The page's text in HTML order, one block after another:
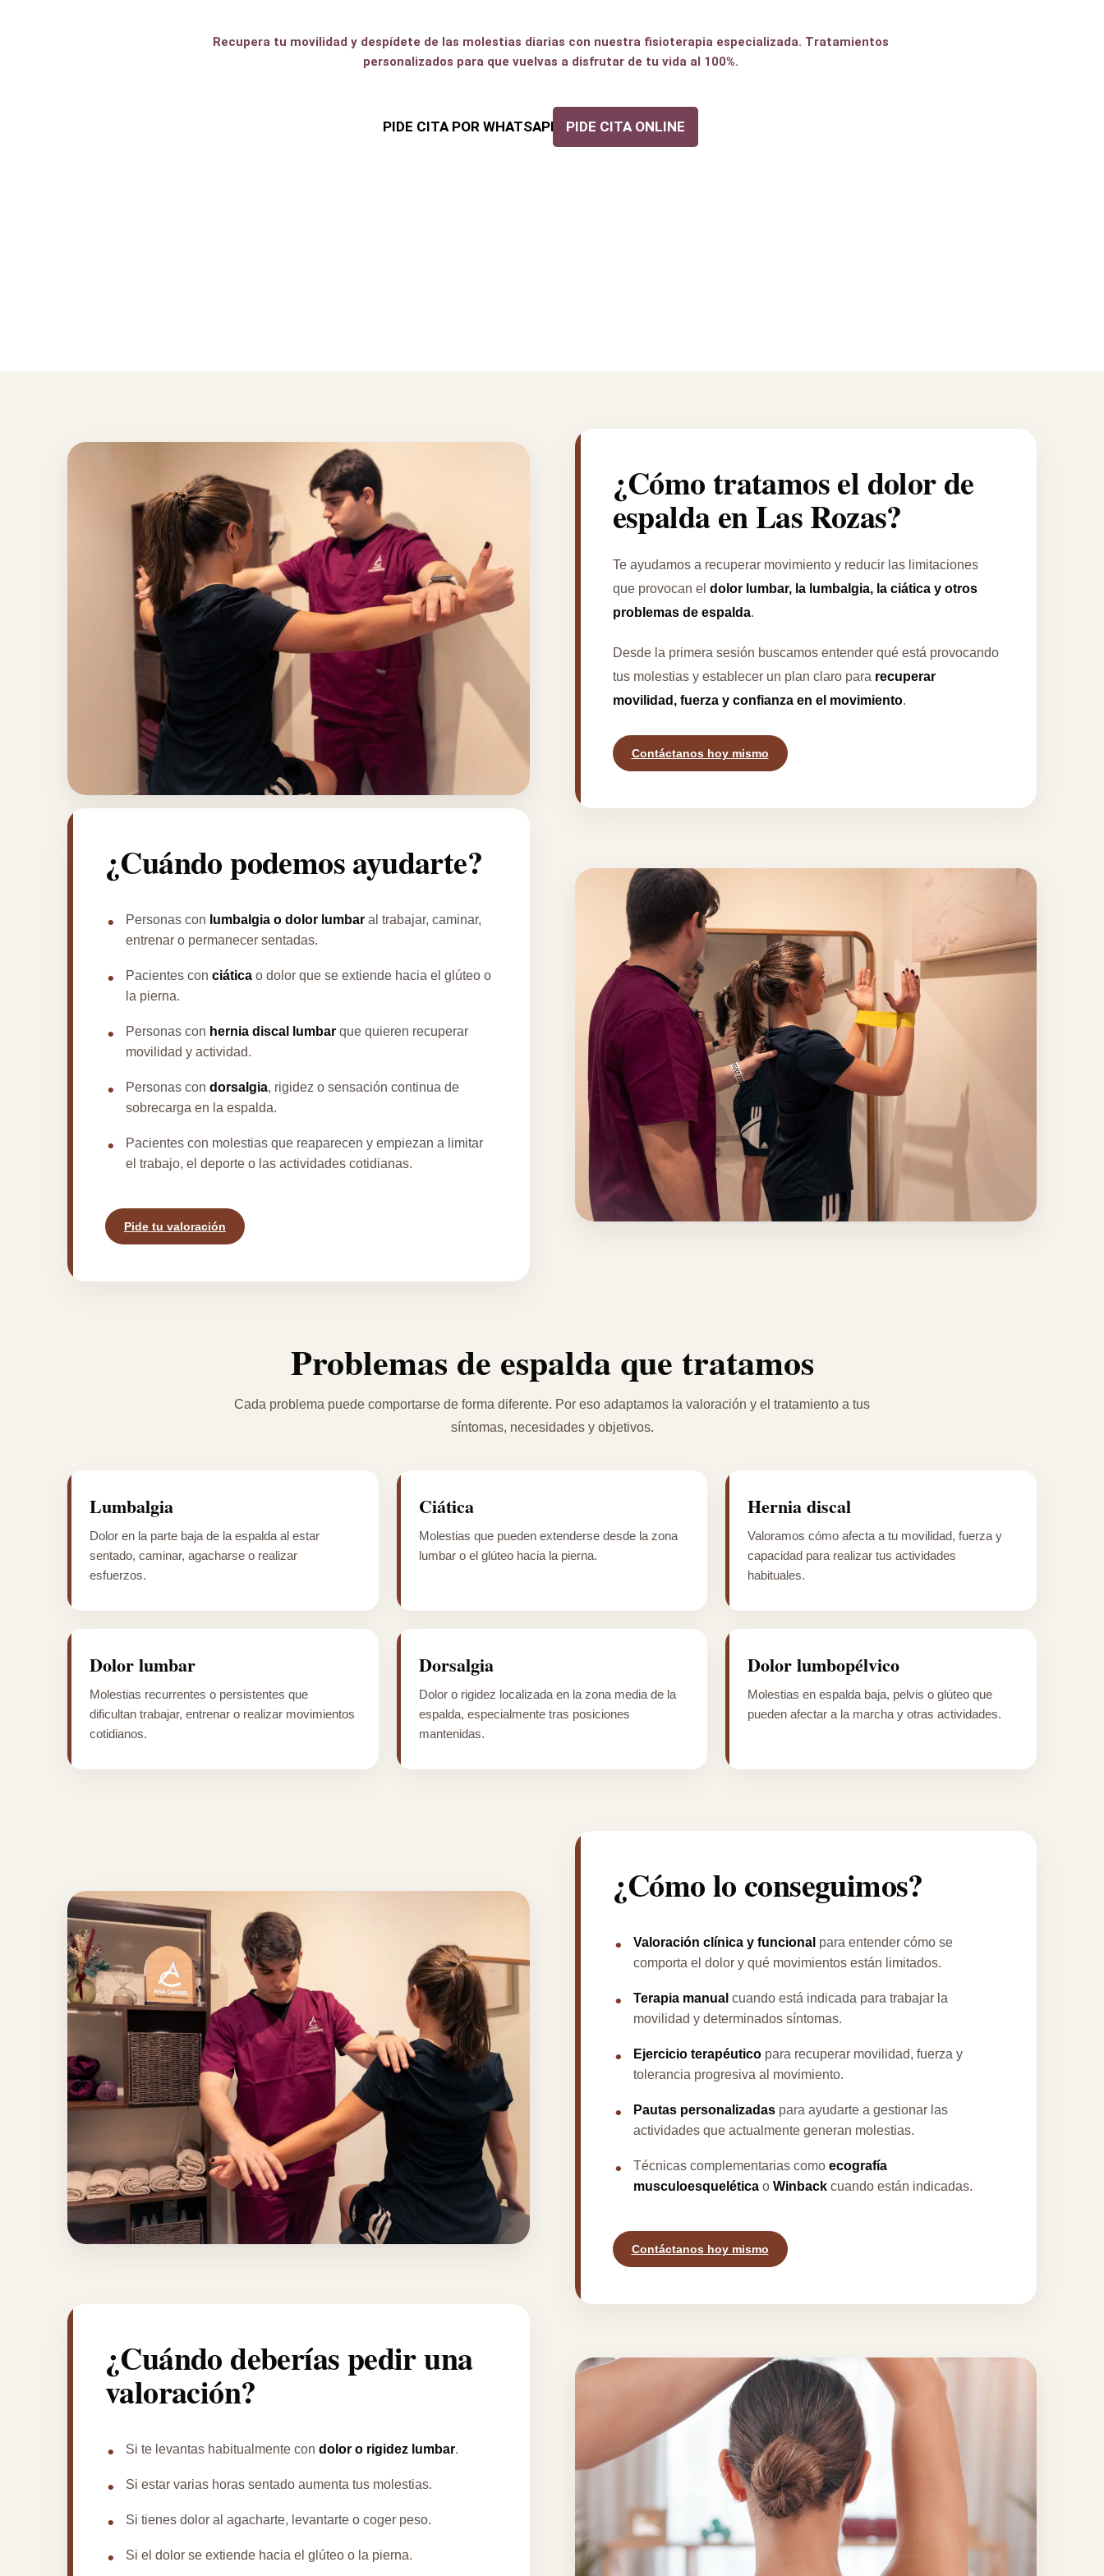
Recupera tu movilidad y despídete de las molestias diarias con nuestra fisioterapia especializada. Tratamientos
personalizados para que vuelvas a disfrutar de tu vida al 100%.
PIDE CITA POR WHATSAPP PIDE CITA ONLINE
¿Cómo tratamos el dolor de
espalda en Las Rozas?
Te ayudamos a recuperar movimiento y reducir las limitaciones
que provocan el dolor lumbar, la lumbalgia, la ciática y otros
problemas de espalda.
Desde la primera sesión buscamos entender qué está provocando
tus molestias y establecer un plan claro para recuperar
movilidad, fuerza y confianza en el movimiento.
Contáctanos hoy mismo
¿Cuándo podemos ayudarte?
Personas con lumbalgia o dolor lumbar al trabajar, caminar,
entrenar o permanecer sentadas.
Pacientes con ciática o dolor que se extiende hacia el glúteo o
la pierna.
Personas con hernia discal lumbar que quieren recuperar
movilidad y actividad.
Personas con dorsalgia, rigidez o sensación continua de
sobrecarga en la espalda.
Pacientes con molestias que reaparecen y empiezan a limitar
el trabajo, el deporte o las actividades cotidianas.
Pide tu valoración
Problemas de espalda que tratamos
Cada problema puede comportarse de forma diferente. Por eso adaptamos la valoración y el tratamiento a tus
síntomas, necesidades y objetivos.
Lumbalgia
Dolor en la parte baja de la espalda al estar
sentado, caminar, agacharse o realizar
esfuerzos.
Ciática
Molestias que pueden extenderse desde la zona
lumbar o el glúteo hacia la pierna.
Hernia discal
Valoramos cómo afecta a tu movilidad, fuerza y
capacidad para realizar tus actividades
habituales.
Dolor lumbar
Molestias recurrentes o persistentes que
dificultan trabajar, entrenar o realizar movimientos
cotidianos.
Dorsalgia
Dolor o rigidez localizada en la zona media de la
espalda, especialmente tras posiciones
mantenidas.
Dolor lumbopélvico
Molestias en espalda baja, pelvis o glúteo que
pueden afectar a la marcha y otras actividades.
¿Cómo lo conseguimos?
Valoración clínica y funcional para entender cómo se
comporta el dolor y qué movimientos están limitados.
Terapia manual cuando está indicada para trabajar la
movilidad y determinados síntomas.
Ejercicio terapéuticopara recuperar movilidad, fuerza y
tolerancia progresiva al movimiento.
Pautas personalizadaspara ayudarte a gestionar las
actividades que actualmente generan molestias.
Técnicas complementarias como ecografía
musculoesquelética o Winback cuando están indicadas.
Contáctanos hoy mismo
¿Cuándo deberías pedir una
valoración?
Si te levantas habitualmente con dolor o rigidez lumbar.
Si estar varias horas sentado aumenta tus molestias.
Si tienes dolor al agacharte, levantarte o coger peso.
Si el dolor se extiende hacia el glúteo o la pierna.